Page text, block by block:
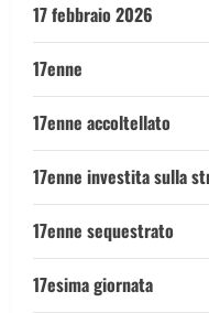
17 febbraio 2026
17enne
17enne accoltellato
17enne investita sulla
17enne sequestrato
17esima giornata